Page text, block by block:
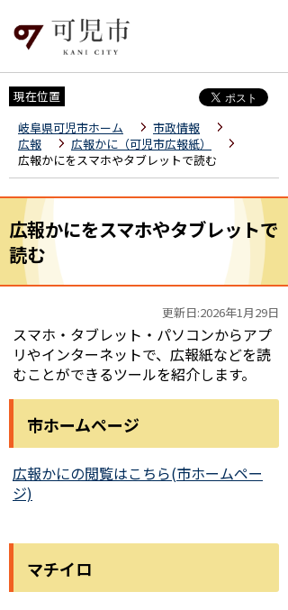
現在位置
岐阜県可児市ホーム
市政情報
広報
広報かに（可児市広報紙）
広報かにをスマホやタブレットで読む
広報かにをスマホやタブレットで
読む
更新日:2026年1月29日
スマホ・タブレット・パソコンからアプ
リやインターネットで、広報紙などを読
むことができるツールを紹介します。
市ホームページ
広報かにの閲覧はこちら(市ホームペー
ジ)
マチイロ